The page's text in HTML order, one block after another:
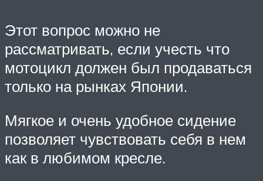
Этот вопрос можно не
рассматривать, если учесть что
мотоцикл должен был продаваться
только на рынках Японии.
Мягкое и очень удобное сидение
позволяет чувствовать себя в нем
как в любимом кресле.